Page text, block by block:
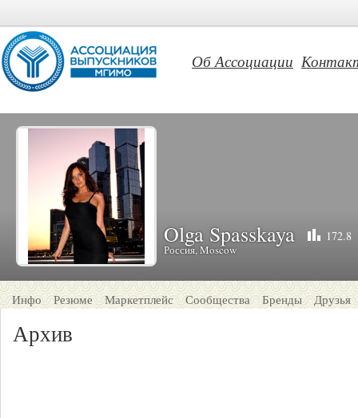
Об Ассоциации
Olga Spasskaya
Россия, Moscow
172.8
Инфо Резюме Маркетплейс Сообщества Бренды Друзья
Архив